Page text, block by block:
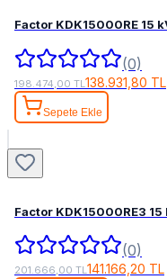
Factor KDK15000RE 15
(0)
198.474,00 TL 138.931,80 TL
Sepete Ekle
Factor KDK15000RE3
(0)
201.666,00 TL141.166,20 TL